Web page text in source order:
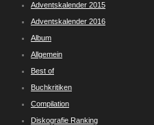
Adventskalender 2015
Adventskalender 2016
Album
Allgemein
Best of
Buchkritiken
Compilation
Diskografie Ranking